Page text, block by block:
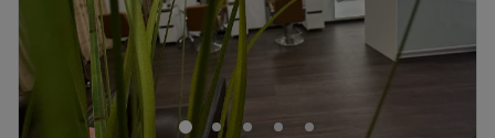
Das Team von Luis Haarstudio in München, Bogenhausen
hat sich ein klares Ziel gesetzt: die Kunden zu verwöhnen
und ihnen zur individuellen Wunschfrisur zu verhelfen.
Den Wunschtermin für dieses Erlebnis ganz einfach online